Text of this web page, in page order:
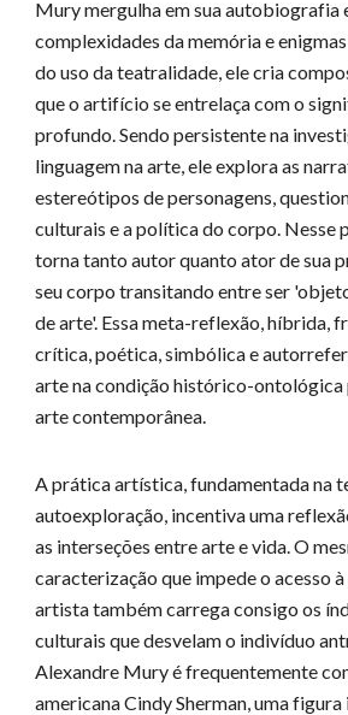
Mury mergulha em sua autobiografia
complexidades da memória e
do uso da teatralidade, ele cria
que o artifício se entrelaça com o
profundo. Sendo persistente na
linguagem na arte, ele explora as
estereótipos de personagens,
culturais e a política do corpo. Nesse
torna tanto autor quanto ator de sua
seu corpo transitando entre ser
de arte'. Essa meta-reflexão, híbrida,
crítica, poética, simbólica e
arte na condição histórico-ontológica
arte contemporânea.
A prática artística, fundamentada na
autoexploração, incentiva uma
as interseções entre arte e vida. O
caracterização que impede o acesso
artista também carrega consigo os
culturais que desvelam o indivíduo
Alexandre Mury é frequentemente
americana Cindy Sherman, uma